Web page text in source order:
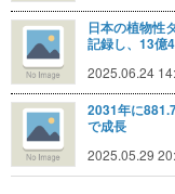
日本の植物性
記録し、13億
2025.06.24
2031年に
で成長
2025.05.29